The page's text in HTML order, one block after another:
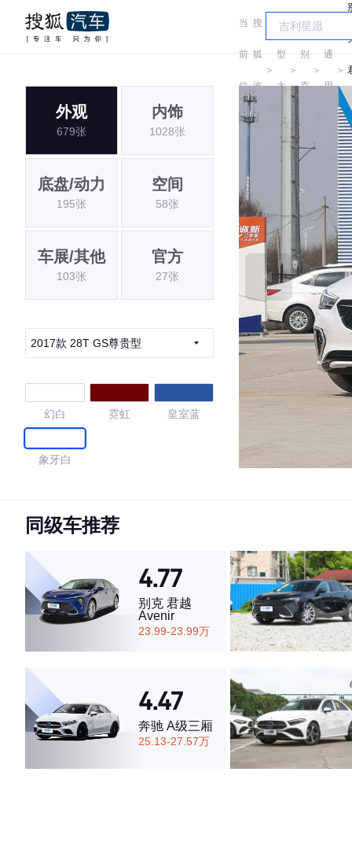
当
前
位
置:
搜
狐
汽
车
＞
车
型
大
全
＞
别
克
＞
通
用
＞
外观
679张
内饰
1028张
底盘/动力
195张
空间
58张
车展/其他
103张
官方
27张
2017款 28T GS尊贵型
幻白 霓虹 皇室蓝
象牙白
4.72
·外观表现较为优秀，优于81%同级车
·内饰表现较为优秀，优于66%同级车
·空间表现一般，低于51%同级车
同级车推荐
4.77
别克 君越
Avenir
23.99-23.99万
4.47
奔驰 A级三厢
25.13-27.57万